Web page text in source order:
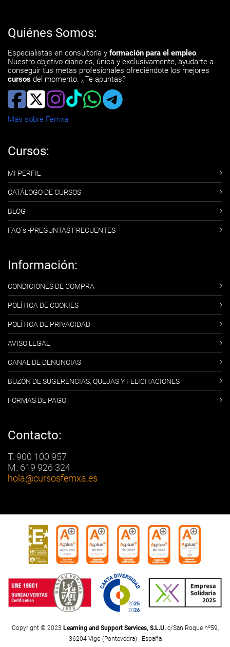
Quiénes Somos:
Especialistas en consultoría y formación para el empleo.
Nuestro objetivo diario es, única y exclusivamente, ayudarte a
conseguir tus metas profesionales ofreciéndote los mejores
cursos del momento. ¿Te apuntas?
Más sobre Femxa
Cursos:
MI PERFIL
CATÁLOGO DE CURSOS
BLOG
FAQ´s -PREGUNTAS FRECUENTES
Información:
CONDICIONES DE COMPRA
POLÍTICA DE COOKIES
POLÍTICA DE PRIVACIDAD
AVISO LEGAL
CANAL DE DENUNCIAS
BUZÓN DE SUGERENCIAS, QUEJAS Y FELICITACIONES
FORMAS DE PAGO
Contacto:
T. 900 100 957
M. 619 926 324
hola@cursosfemxa.es
Copyright © 2023 Learning and Support Services, S.L.U.c/San Roque nº59,
36204 Vigo (Pontevedra) - España